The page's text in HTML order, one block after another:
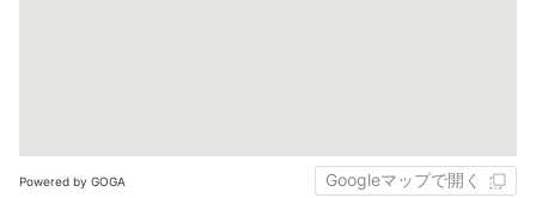
Powered by GOGA Googleマップで開く